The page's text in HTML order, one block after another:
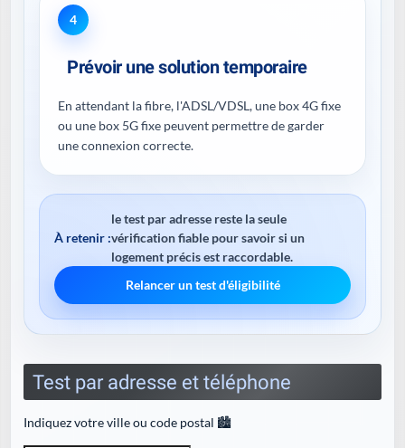
4
Prévoir une solution temporaire
En attendant la fibre, l'ADSL/VDSL, une box 4G fixe
ou une box 5G fixe peuvent permettre de garder
une connexion correcte.
À retenir :
le test par adresse reste la seule
vérification fiable pour savoir si un
logement précis est raccordable.
Relancer un test d'éligibilité
Test par adresse et téléphone
Indiquez votre ville ou code postal 🏙️